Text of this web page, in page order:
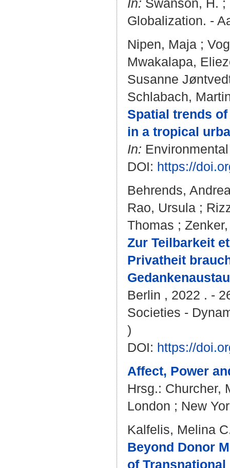
In: Swanson, H. ;
Globalization. -
Nipen, Maja ;
Mwakalapa,
Susanne
Schlabach,
Spatial trends
in a tropical
In:
DOI: https://
Behrends,
Rao, Ursula ;
Thomas ;
Zur Teilbarkeit
Privatheit
Berlin , 2022 . -
Societies -
)
DOI: https://
Affect, Power
Hrsg.: Churcher,
London ; New
Kalfelis, Melina
Beyond Donor
of